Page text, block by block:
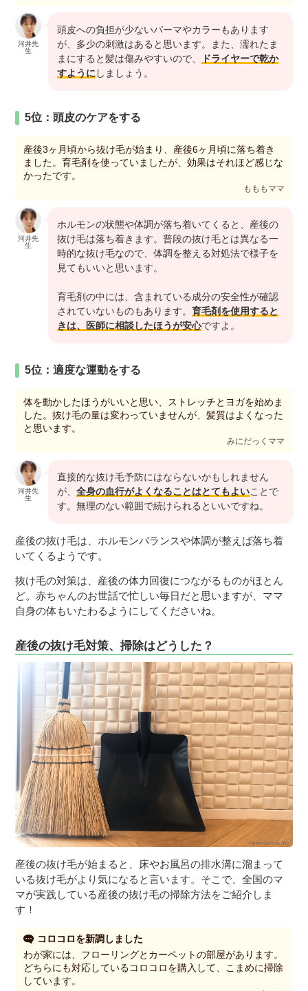
河井先
生
頭皮への負担が少ないパーマやカラーもあります
が、多少の刺激はあると思います。また、濡れたま
まにすると髪は傷みやすいので、
ドライヤーで乾か
すように しましょう。
5位：頭皮のケアをする
産後3ヶ月頃から抜け毛が始まり、産後6ヶ月頃に落ち着き
ました。育毛剤を使っていましたが、効果はそれほど感じな
かったです。
もももママ
河井先
生
ホルモンの状態や体調が落ち着いてくると、産後の
抜け毛は落ち着きます。普段の抜け毛とは異なる一
時的な抜け毛なので、体調を整える対処法で様子を
見てもいいと思います。
育毛剤の中には、含まれている成分の安全性が確認
されていないものもあります。育毛剤を使用すると
きは、医師に相談したほうが安心ですよ。
5位：適度な運動をする
体を動かしたほうがいいと思い、ストレッチとヨガを始めま
した。抜け毛の量は変わっていませんが、髪質はよくなった
と思います。
みにだっくママ
河井先
生
直接的な抜け毛予防にはならないかもしれません
が、全身の血行がよくなることはとてもよいことで
す。無理のない範囲で続けられるといいですね。
産後の抜け毛は、ホルモンバランスや体調が整えば落ち着
いてくるようです。
抜け毛の対策は、産後の体力回復につながるものがほとん
ど。赤ちゃんのお世話で忙しい毎日だと思いますが、ママ
自身の体もいたわるようにしてくださいね。
産後の抜け毛対策、掃除はどうした？
産後の抜け毛が始まると、床やお風呂の排水溝に溜まって
いる抜け毛がより気になると言います。そこで、全国のマ
マが実践している産後の抜け毛の掃除方法をご紹介しま
す！
コロコロを新調しました
わが家には、フローリングとカーペットの部屋があります。
どちらにも対応しているコロコロを購入して、こまめに掃除
しています。